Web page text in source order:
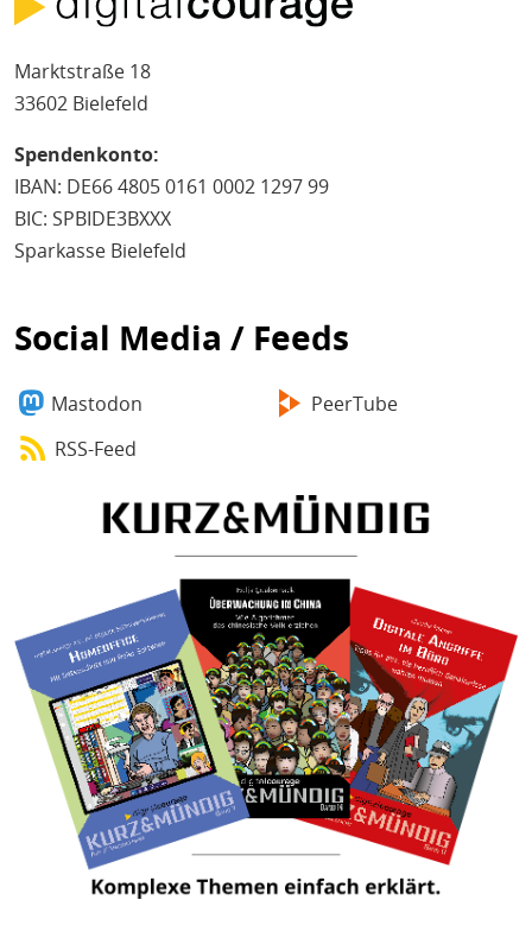
Marktstraße 18
33602 Bielefeld
Spendenkonto:
IBAN: DE66 4805 0161 0002 1297 99
BIC: SPBIDE3BXXX
Sparkasse Bielefeld
Social Media / Feeds
Mastodon
PeerTube
RSS-Feed